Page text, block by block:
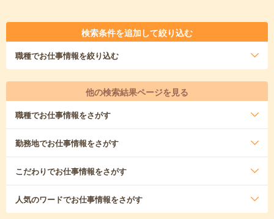
検索条件を追加して絞り込む
職種でお仕事情報を絞り込む
他の検索結果ページを見る
職種でお仕事情報をさがす
勤務地でお仕事情報をさがす
こだわりでお仕事情報をさがす
人気のワードでお仕事情報をさがす